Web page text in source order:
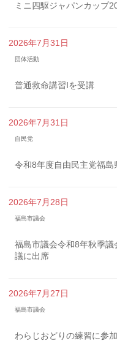
ミニ四駆ジャパンカップ
2026年7月31日
団体活動
普通救命講習Iを受講
2026年7月31日
自民党
令和8年度自由民主党福
2026年7月28日
福島市議会
福島市議会令和8年秋季
議に出席
2026年7月27日
福島市議会
わらじおどりの練習に参加